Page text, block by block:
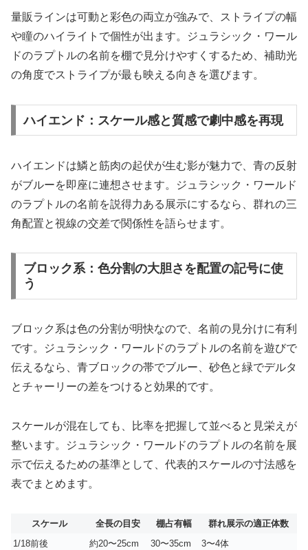
量販ラインは可動と彩色の両立が強みで、ストライプの幅
や瞳のハイライトで個性が出ます。ジュラシック・ワール
ドのラプトルの名前を棚で見分けやすくするため、補助光
の角度でストライプが最も映える向きを選びます。
ハイエンド：スケール感と質感で劇中感を再現
ハイエンドは鱗と筋肉の起伏が生む影が魅力で、青の反射
がブルーを即座に連想させます。ジュラシック・ワールド
のラプトルの名前を説得力ある展示にするなら、群れの三
角配置と視線の交差で関係性を語らせます。
ブロック系：色分割の大胆さを配置の記号に使
う
ブロック系は色の分割が明快なので、名前の見分けに有利
です。ジュラシック・ワールドのラプトルの名前を遊びで
伝えるなら、青ブロックの帯でブルー、砂色と緑でデルタ
とチャーリーの差をつけると効果的です。
スケールが混在しても、比率を把握して並べると見栄えが
整います。ジュラシック・ワールドのラプトルの名前を展
示で伝えるための基準として、代表的スケールの寸法感を
表でまとめます。
スケール 全長の目安 棚占有幅
群れ展示の適正体数
1/18前後
約20〜25cm 30〜35cm
3〜4体